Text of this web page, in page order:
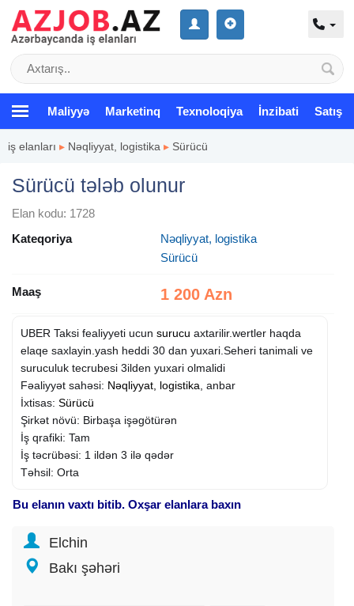
Maliyyə Marketinq Texnoloqiya İnzibati Satış
iş elanları ▸ Nəqliyyat, logistika ▸ Sürücü
Sürücü tələb olunur
Elan kodu: 1728
Kateqoriya
Nəqliyyat, logistika
Sürücü
Maaş 1 200 Azn
UBER Taksi fealiyyeti ucun surucu axtarilir.wertler haqda
elaqe saxlayin.yash heddi 30 dan yuxari.Seheri tanimali ve
suruculuk tecrubesi 3ilden yuxari olmalidi
Fəaliyyət sahəsi: Nəqliyyat, logistika , anbar
İxtisas: Sürücü
Şirkət növü: Birbaşa işəgötürən
İş qrafiki: Tam
İş təcrübəsi: 1 ildən 3 ilə qədər
Təhsil: Orta
Bu elanın vaxtı bitib. Oxşar elanlara baxın
Elchin
Bakı şəhəri